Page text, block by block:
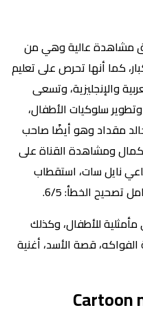
مشاهدة عالية وهي من
كما أنها تحرص على تعليم
والإنجليزية، وتسعى
سلوكيات الأطفال،
عام 2008 على يد خالد مقداد وهو أيضًا صاحب
ومشاهدة القناة على
القمر الصناعي نايل سات، استقطاب
للأطفال، وكذلك
قصة الأسد، أغنية